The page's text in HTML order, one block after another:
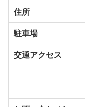
住所
駐車場
交通アクセス